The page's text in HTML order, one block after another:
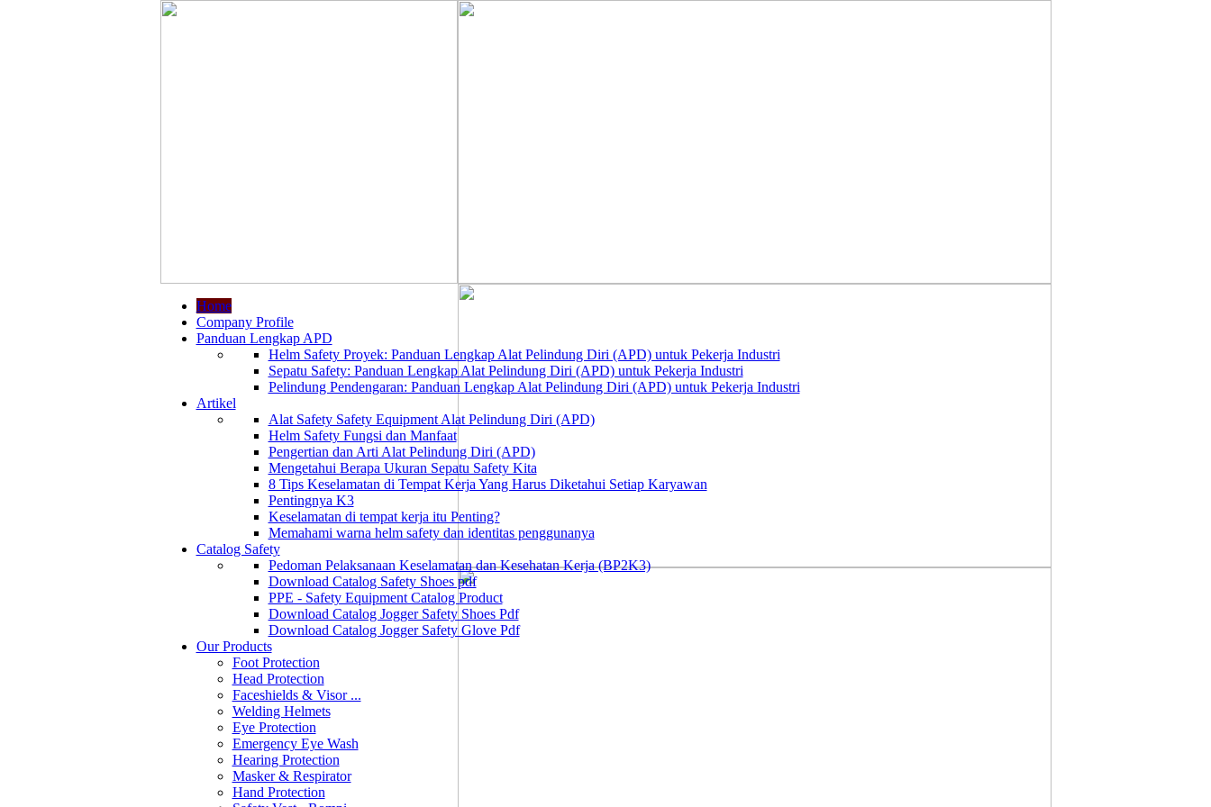
Home
Company Profile
Panduan Lengkap APD
Helm Safety Proyek: Panduan Lengkap Alat Pelindung Diri (APD) untuk Pekerja Industri
Sepatu Safety: Panduan Lengkap Alat Pelindung Diri (APD) untuk Pekerja Industri
Pelindung Pendengaran: Panduan Lengkap Alat Pelindung Diri (APD) untuk Pekerja Industri
Artikel
Alat Safety Safety Equipment Alat Pelindung Diri (APD)
Helm Safety Fungsi dan Manfaat
Pengertian dan Arti Alat Pelindung Diri (APD)
Mengetahui Berapa Ukuran Sepatu Safety Kita
8 Tips Keselamatan di Tempat Kerja Yang Harus Diketahui Setiap Karyawan
Pentingnya K3
Keselamatan di tempat kerja itu Penting?
Memahami warna helm safety dan identitas penggunanya
Catalog Safety
Pedoman Pelaksanaan Keselamatan dan Kesehatan Kerja (BP2K3)
Download Catalog Safety Shoes pdf
PPE - Safety Equipment Catalog Product
Download Catalog Jogger Safety Shoes Pdf
Download Catalog Jogger Safety Glove Pdf
Our Products
Foot Protection
Head Protection
Faceshields & Visor ...
Welding Helmets
Eye Protection
Emergency Eye Wash
Hearing Protection
Masker & Respirator
Hand Protection